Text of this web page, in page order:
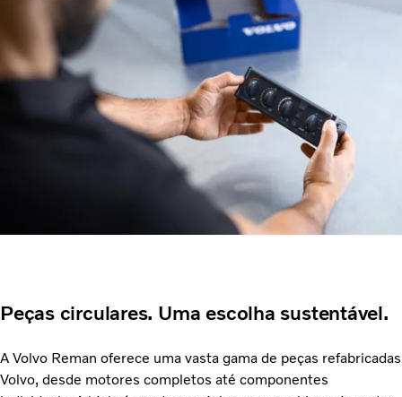
Peças circulares. Uma escolha sustentável.
A Volvo Reman oferece uma vasta gama de peças refabricadas
Volvo, desde motores completos até componentes